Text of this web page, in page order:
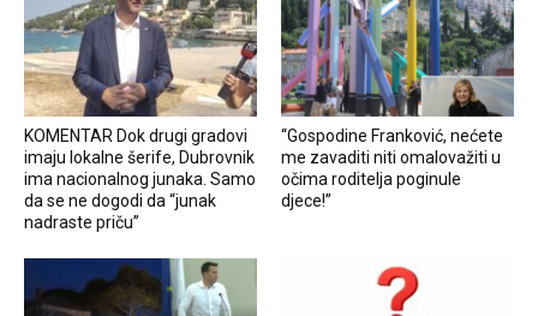
KOMENTAR Dok drugi gradovi
imaju lokalne šerife, Dubrovnik
ima nacionalnog junaka. Samo
da se ne dogodi da “junak
nadraste priču”
“Gospodine Franković, nećete
me zavaditi niti omalovažiti u
očima roditelja poginule
djece!”